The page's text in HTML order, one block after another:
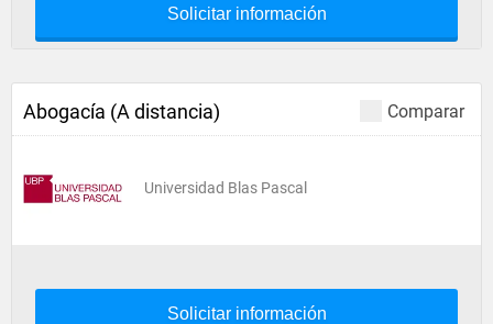
Solicitar información
Comparar
Abogacía (A distancia)
Universidad Blas Pascal
Solicitar información